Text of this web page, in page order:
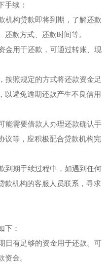
手续：
机构贷款即将到期，了解还款
款方式、还款时间等。
金用于还款，可通过转账、现
按照规定的方式将还款资金足
以避免逾期还款产生不良信用
能需要借款人办理还款确认手
议等，应积极配合贷款机构完
到期手续过程中，如遇到任何
款机构的客服人员联系，寻求
下：
日有足够的资金用于还款。可
金。